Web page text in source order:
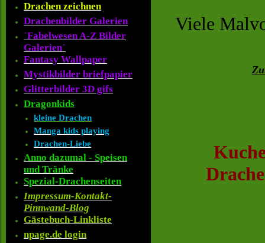
Drachen zeichnen
Drachenbilder Galerien
´Fabelwesen A-Z Bilder
Galerien´
Fantasy Wallpaper
Mystikbilder briefpapier
Glitterbilder 3D gifs
Dragonkids
kleine Drachen
Manga kids playing
Drachen-Liebe
Anno dazumal - Speisen
und Tränke
Spezial-Drachenseiten
Impressum-Kontakt-
Pinnwand-Blog
Gästebuch-Linkliste
npage.de login
Viele